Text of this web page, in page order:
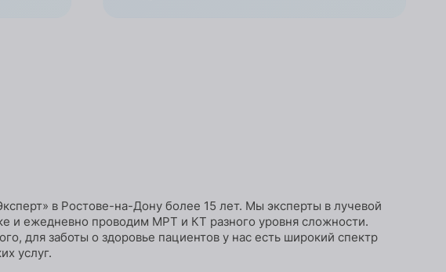
в Ростове-на-Дону более 15 лет. Мы эксперты в лучевой
и ежедневно проводим МРТ и КТ разного уровня сложности.
для заботы о здоровье пациентов у нас есть широкий спектр
услуг.